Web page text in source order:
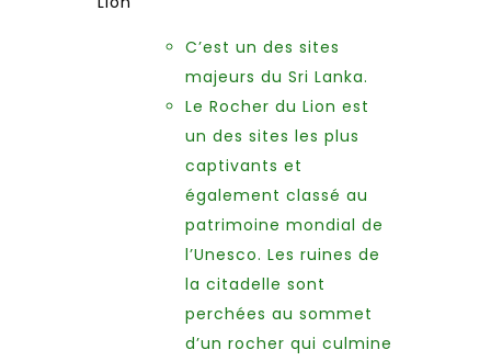
C’est un des sites
majeurs du Sri Lanka.
Le Rocher du Lion est
un des sites les plus
captivants et
également classé au
patrimoine mondial de
l’Unesco. Les ruines de
la citadelle sont
perchées au sommet
d’un rocher qui culmine